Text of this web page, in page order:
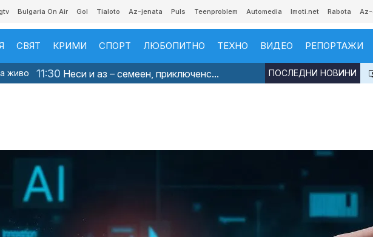
Bulgaria On Air Gol Tialoto Az-jenata Puls Teenproblem Automedia Imoti.net Rabota Az-
СВЯТ КРИМИ СПОРТ ЛЮБОПИТНО ТЕХНО ВИДЕО РЕПОРТАЖИ
живо 11:30 Неси и аз – семеен, приключенс... ПОСЛЕДНИ НОВИНИ